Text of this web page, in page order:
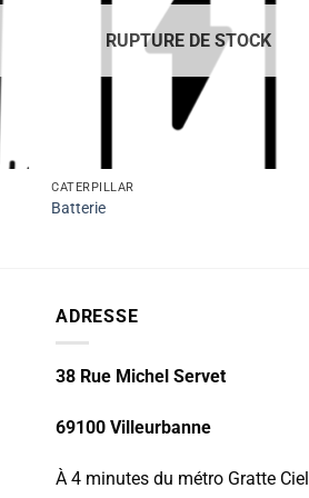
RUPTURE DE STOCK
CATERPILLAR
Batterie
ADRESSE
38 Rue Michel Servet
69100 Villeurbanne
À 4 minutes du métro Gratte Ciel